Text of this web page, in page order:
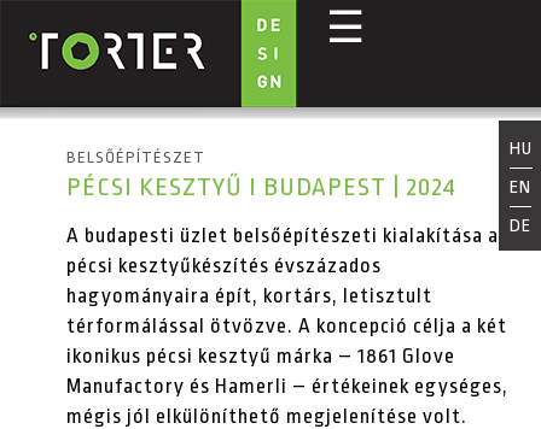
Ugrás a tartalomra
☰
HU
EN
DE
BELSŐÉPÍTÉSZET
PÉCSI KESZTYŰ I BUDAPEST | 2024
A budapesti üzlet belsőépítészeti kialakítása a
pécsi kesztyűkészítés évszázados
hagyományaira épít, kortárs, letisztult
térformálással ötvözve. A koncepció célja a két
ikonikus pécsi kesztyű márka – 1861 Glove
Manufactory és Hamerli – értékeinek egységes,
mégis jól elkülöníthető megjelenítése volt.